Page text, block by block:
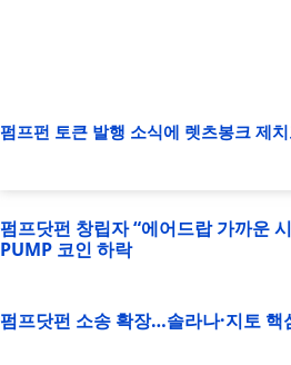
펌프펀 토큰 발행 소식에 렛츠봉크 제
펌프닷펀 창립자 “에어드랍 가까운
PUMP 코인 하락
펌프닷펀 소송 확장…솔라나·지토 핵